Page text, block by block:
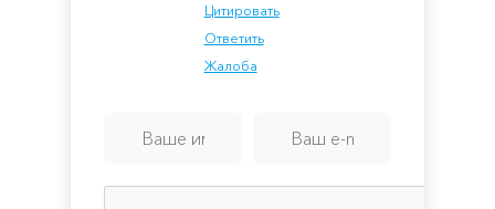
Цитировать
Ответить
Жалоба